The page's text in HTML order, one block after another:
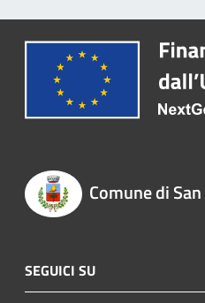
Comune di
SEGUICI SU